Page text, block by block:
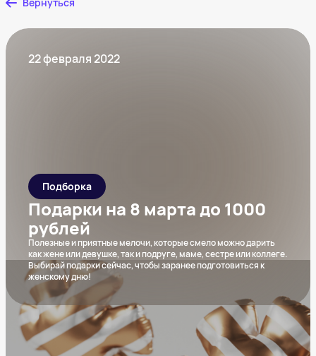
22 февраля 2022
Подборка
Подарки на 8 марта до 1000
рублей
Полезные и приятные мелочи, которые смело можно дарить
как жене или девушке, так и подруге, маме, сестре или коллеге.
Выбирай подарки сейчас, чтобы заранее подготовиться к
женскому дню!